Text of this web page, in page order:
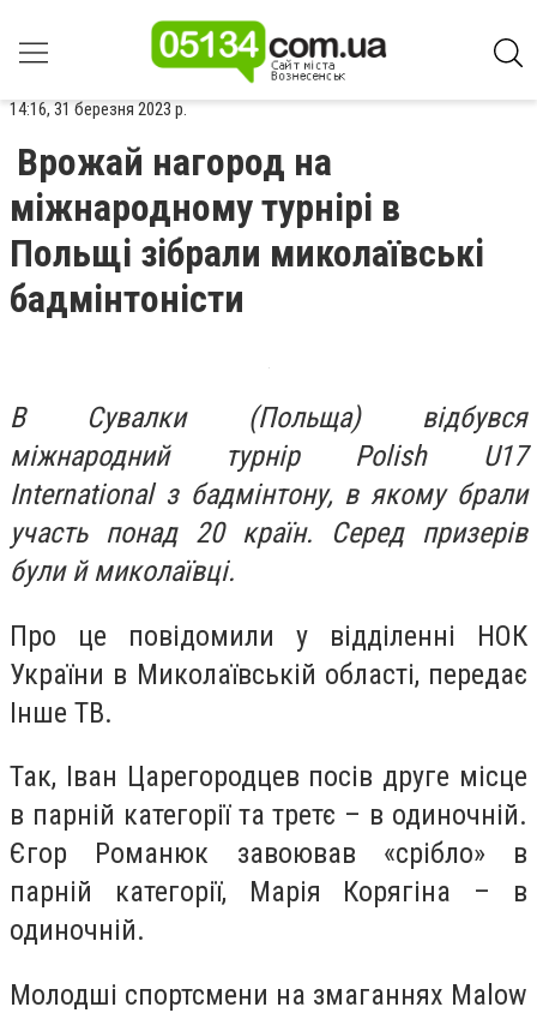
14:16, 31 березня 2023 р.
Врожай нагород на
міжнародному турнірі в
Польщі зібрали миколаївські
бадмінтоністи
В Сувалки (Польща) відбувся
міжнародний турнір Polish U17
International з бадмінтону, в якому брали
участь понад 20 країн. Серед призерів
були й миколаївці.
Про це повідомили у відділенні НОК
України в Миколаївській області, передає
Інше ТВ.
Так, Іван Царегородцев посів друге місце
в парній категорії та третє – в одиночній.
Єгор Романюк завоював «срібло» в
парній категорії, Марія Корягіна – в
одиночній.
Молодші спортсмени на змаганнях Malow